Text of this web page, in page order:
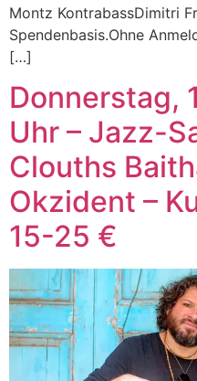
Montz KontrabassDimitri
Spendenbasis.Ohne
[…]
Donnerstag,
Uhr – Jazz-
Clouths
Okzident –
15-25 €